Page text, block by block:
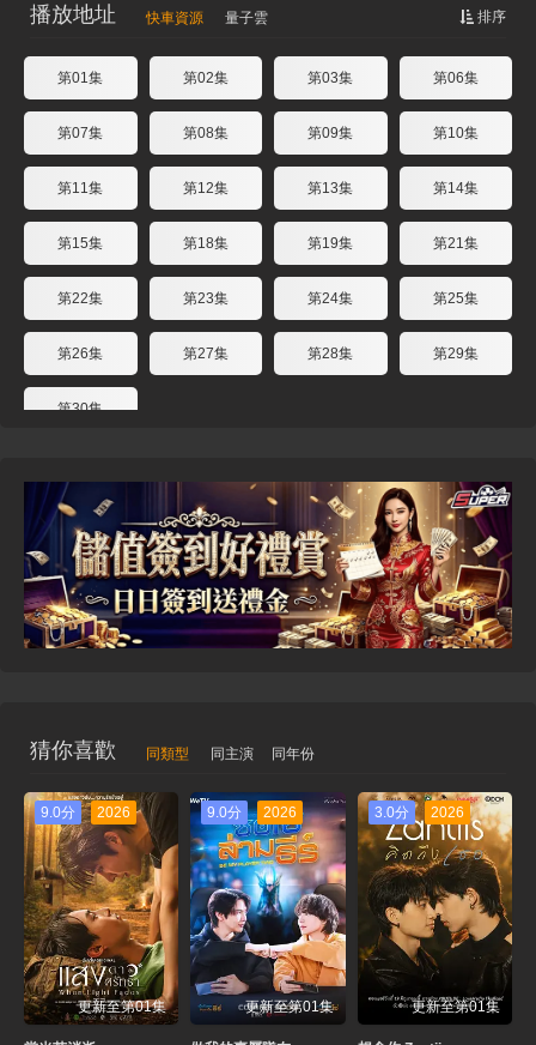
排序
播放地址 快車資源 量子雲
第01集 第02集 第03集 第06集
第07集 第08集 第09集 第10集
第11集 第12集 第13集 第14集
第15集 第18集 第19集 第21集
第22集 第23集 第24集 第25集
第26集 第27集 第28集 第29集
第30集
猜你喜歡 同類型 同主演 同年份
9.0分 2026
更新至第01集
9.0分 2026
更新至第01集
3.0分 2026
更新至第01集